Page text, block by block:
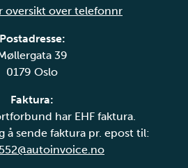
oversikt over telefonnr
Postadresse:
39
0179 Oslo
Faktura:
har EHF faktura.
å sende faktura pr. epost til: